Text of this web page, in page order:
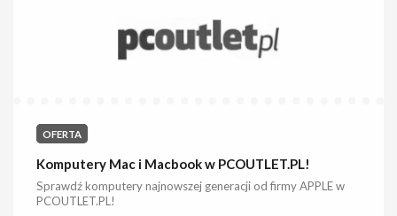
OFERTA
Komputery Mac i Macbook w PCOUTLET.PL!
Sprawdź komputery najnowszej generacji od firmy APPLE w
PCOUTLET.PL!